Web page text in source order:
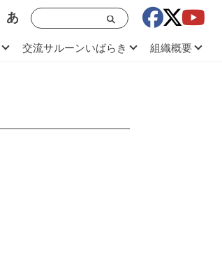
あ
交流サルーンいばらき 組織概要